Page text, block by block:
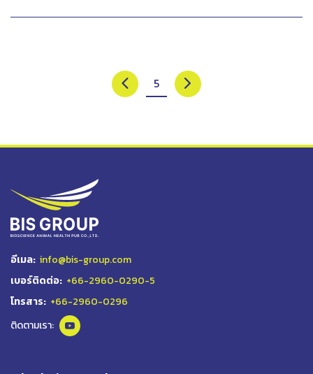
5
อีเมล: info@bis-group.com
เบอร์ติดต่อ: +66-2960-0290-5
โทรสาร: +66-2960-0296
ติดตามเรา: